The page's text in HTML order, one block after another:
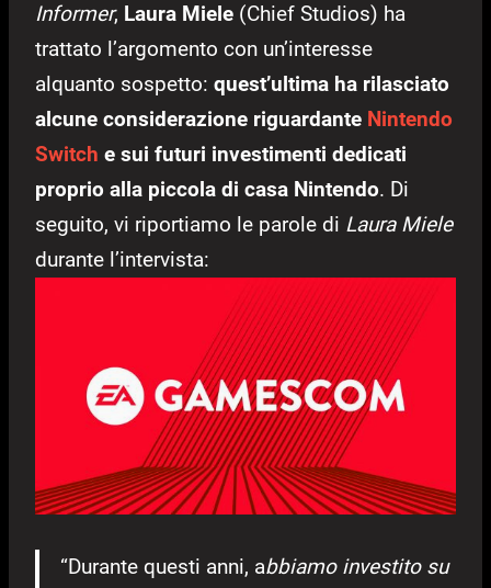
Informer, Laura Miele (Chief Studios) ha
trattato l’argomento con un’interesse
alquanto sospetto: quest’ultima ha rilasciato
alcune considerazione riguardante Nintendo
Switch e sui futuri investimenti dedicati
proprio alla piccola di casa Nintendo. Di
seguito, vi riportiamo le parole di Laura Miele
durante l’intervista:
“Durante questi anni, abbiamo investito su